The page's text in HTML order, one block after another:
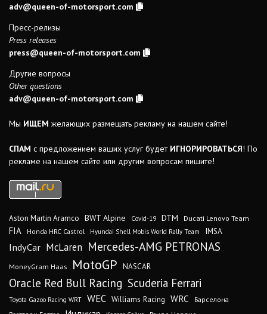
adv@queen-of-motorsport.com
Пресс-релизы
Press releases
press@queen-of-motorsport.com
Другие вопросы
Other questions
adv@queen-of-motorsport.com
Мы ИЩЕМ желающих размещать рекламу на нашем сайте!
СПАМ с предложением ваших услуг будет ИГНОРИРОВАТЬСЯ! По
рекламе на нашем сайте или другим вопросам пишите!
Aston Martin Aramco BWT Alpine Covid-19 DTM Ducati Lenovo Team
FIA Honda HRC Castrol Hyundai Shell Mobis World Rally Team IMSA
IndyCar McLaren Mercedes-AMG PETRONAS
MoneyGram Haas MotoGP NASCAR
Oracle Red Bull Racing Scuderia Ferrari
Toyota Gazoo Racing WRT WEC Williams Racing WRC
Барселона